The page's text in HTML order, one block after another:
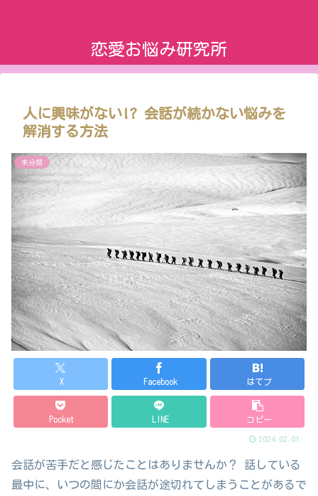
恋愛お悩み研究所
人に興味がない!? 会話が続かない悩みを
解消する方法
未分類
X Facebook はてブ
Pocket LINE コピー
2024.02.01
会話が苦手だと感じたことはありませんか？ 話している
最中に、いつの間にか会話が途切れてしまうことがあるで